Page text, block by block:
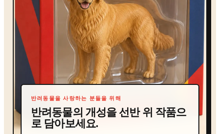
반려동물을 사랑하는 분들을 위해
반려동물의 개성을 선반 위 작품으
로 담아보세요.